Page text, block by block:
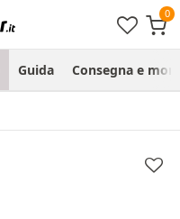
Guida Consegna e